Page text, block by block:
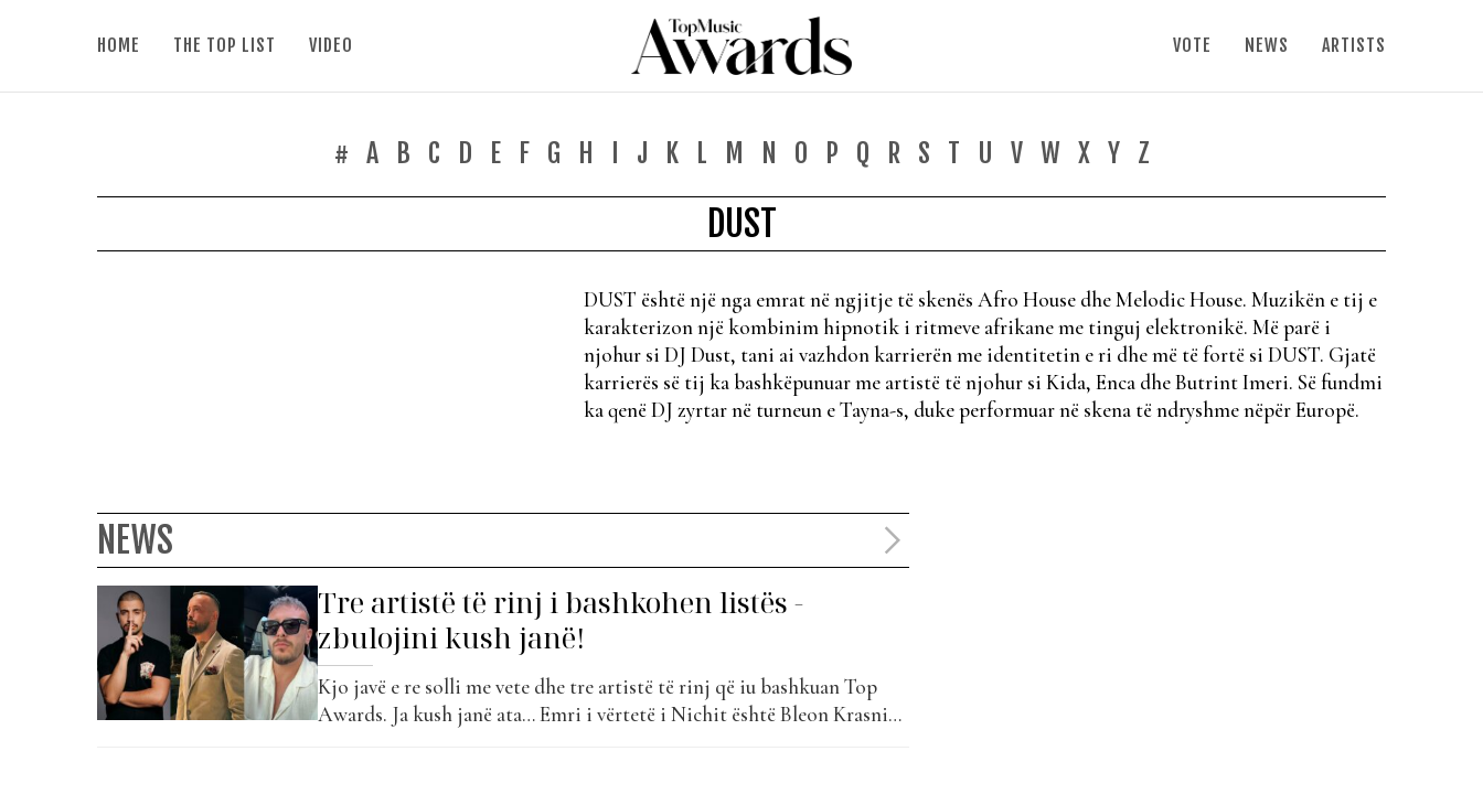
HOME THE TOP LIST VIDEO VOTE NEWS ARTISTS
# A B C D E F G H J K L M N O P Q R S T U V W X Y Z
DUST
DUST është një nga emrat në ngjitje të skenës Afro House dhe Melodic House. Muzikën e tij e
karakterizon një kombinim hipnotik i ritmeve afrikane me tinguj elektronikë. Më parë i
njohur si DJ Dust, tani ai vazhdon karrierën me identitetin e ri dhe më të fortë si DUST. Gjatë
karrierës së tij ka bashkëpunuar me artistë të njohur si Kida, Enca dhe Butrint Imeri. Së fundmi
ka qenë DJ zyrtar në turneun e Tayna-s, duke performuar në skena të ndryshme nëpër Europë.
NEWS
Tre artistë të rinj i bashkohen listës -
zbulojini kush janë!
Kjo javë e re solli me vete dhe tre artistë të rinj që iu bashkuan Top
Awards. Ja kush janë ata… Emri i vërtetë i Nichit është Bleon Krasniqi